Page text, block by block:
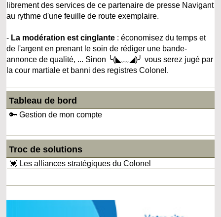
librement des services de ce partenaire de presse Navigant
au rythme d'une feuille de route exemplaire.
- La modération est cinglante : économisez du temps et
de l'argent en prenant le soin de rédiger une bande-
annonce de qualité, ... Sinon ╰(◣﹏◢)╯ vous serez jugé par
la cour martiale et banni des registres Colonel.
Tableau de bord
🔑 Gestion de mon compte
Troc de solutions
💓 Les alliances stratégiques du Colonel